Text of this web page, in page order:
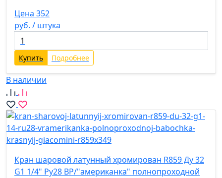
Цена 352
руб. / штука
Купить Подробнее
В наличии
Кран шаровой латунный хромирован R859 Ду 32
G1 1/4" Ру28 ВР/"американка" полнопроходной